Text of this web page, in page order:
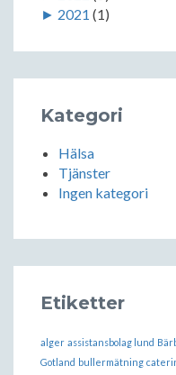
► 2021 (1)
Kategori
Hälsa
Tjänster
Ingen kategori
Etiketter
alger assistansbolag lund
Gotland bullermätning